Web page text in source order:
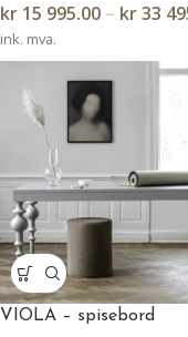
kr 15 995.00 – kr33
ink. mva.
VIOLA – spisebord